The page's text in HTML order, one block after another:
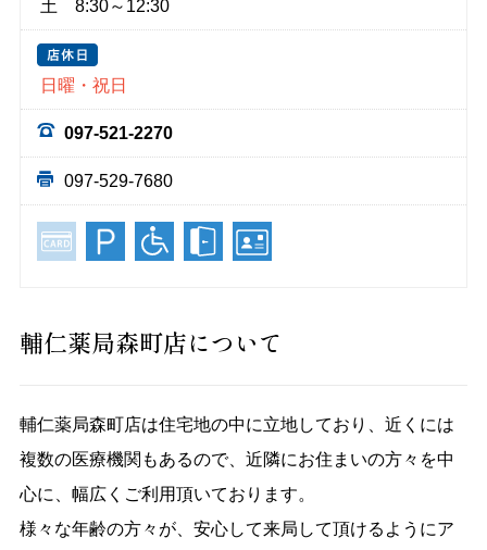
土 8:30～12:30
日曜・祝日
097-521-2270
097-529-7680
輔仁薬局森町店について
輔仁薬局森町店は住宅地の中に立地しており、近くには
複数の医療機関もあるので、近隣にお住まいの方々を中
心に、幅広くご利用頂いております。
様々な年齢の方々が、安心して来局して頂けるようにア